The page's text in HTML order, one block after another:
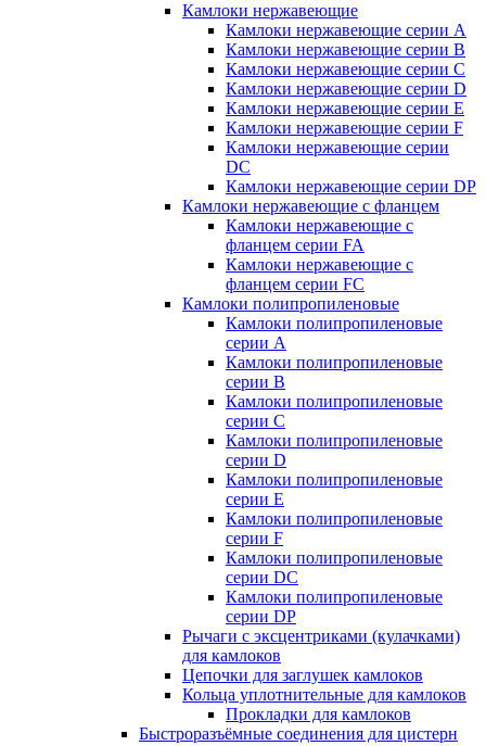
Камлоки нержавеющие
Камлоки нержавеющие серии А
Камлоки нержавеющие серии В
Камлоки нержавеющие серии C
Камлоки нержавеющие серии D
Камлоки нержавеющие серии E
Камлоки нержавеющие серии F
Камлоки нержавеющие серии
DC
Камлоки нержавеющие серии DP
Камлоки нержавеющие с фланцем
Камлоки нержавеющие с
фланцем серии FA
Камлоки нержавеющие с
фланцем серии FC
Камлоки полипропиленовые
Камлоки полипропиленовые
серии А
Камлоки полипропиленовые
серии B
Камлоки полипропиленовые
серии C
Камлоки полипропиленовые
серии D
Камлоки полипропиленовые
серии Е
Камлоки полипропиленовые
серии F
Камлоки полипропиленовые
серии DC
Камлоки полипропиленовые
серии DP
Рычаги с эксцентриками (кулачками)
для камлоков
Цепочки для заглушек камлоков
Кольца уплотнительные для камлоков
Прокладки для камлоков
Быстроразъёмные соединения для цистерн